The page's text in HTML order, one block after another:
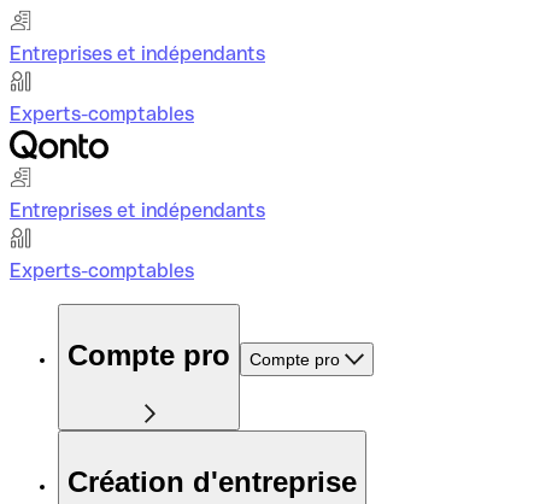
Entreprises et indépendants
Experts-comptables
Entreprises et indépendants
Experts-comptables
Compte pro Compte pro
Création d'entreprise